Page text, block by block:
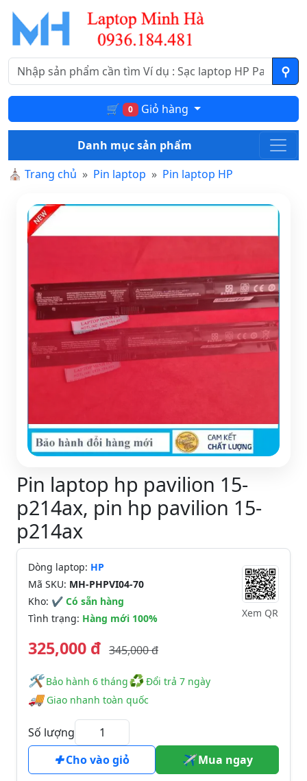
🛒 0 Giỏ hàng
Danh mục sản phẩm
⛪ Trang chủ Pin laptop Pin laptop HP
Pin laptop hp pavilion 15-
p214ax, pin hp pavilion 15-
p214ax
Dòng laptop: HP
Mã SKU: MH-PHPVI04-70
Kho: ✔ Có sẵn hàng
Tình trạng: Hàng mới 100% Xem QR
325,000 đ 345,000 đ
🛠️️ Bảo hành 6 tháng♻Đổi trả 7 ngày
🚚Giao nhanh toàn quốc
Số lượng
Cho vào giỏ
Mua ngay